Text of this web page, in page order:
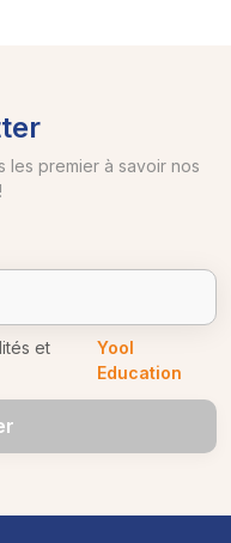
les premier à savoir nos
et
Yool
Education